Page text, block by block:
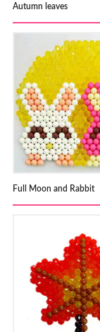
Autumn leaves
Full Moon and Rabbit